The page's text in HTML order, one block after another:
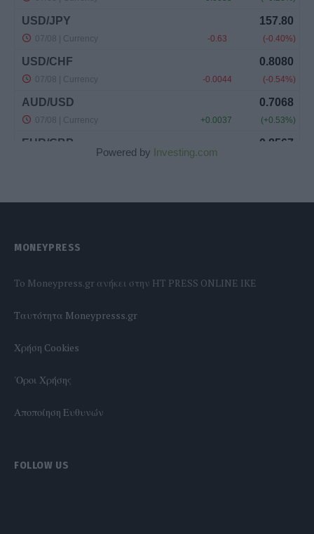
Powered by Investing.com
MONEYPRESS
To Moneypress.gr ανήκει στην HT PRESS ONLINE IKE
Tαυτότητα Moneypresss.gr
Χρήση Cookies
'Οροι Χρήσης
Αποποίηση Ευθυνών
FOLLOW US